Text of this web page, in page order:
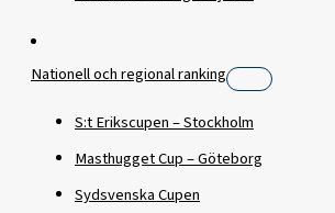
Nationell och regional ranking
S:t Erikscupen – Stockholm
Masthugget Cup – Göteborg
Sydsvenska Cupen